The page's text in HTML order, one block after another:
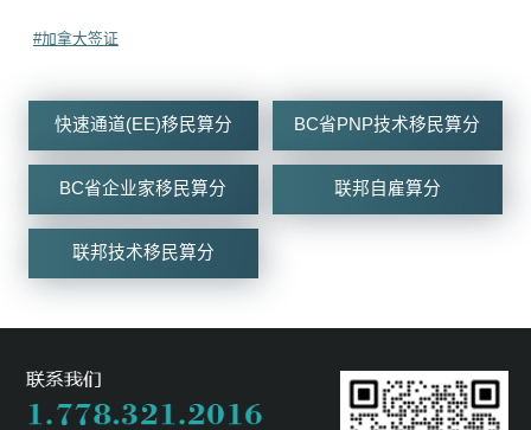
#加拿大签证
快速通道(EE)移民算分 BC省PNP技术移民算分
BC省企业家移民算分 联邦自雇算分
联邦技术移民算分